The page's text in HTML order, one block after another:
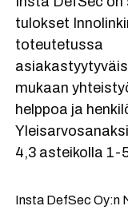
tulokset
toteutetussa
mukaan
helppoa ja
4,3 asteikolla 1-
Insta DefSec Oy:n